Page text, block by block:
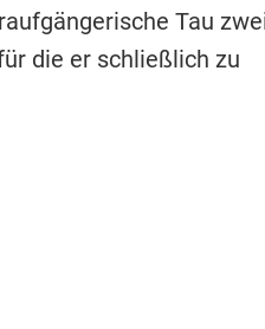
Tau
die er schließlich zu